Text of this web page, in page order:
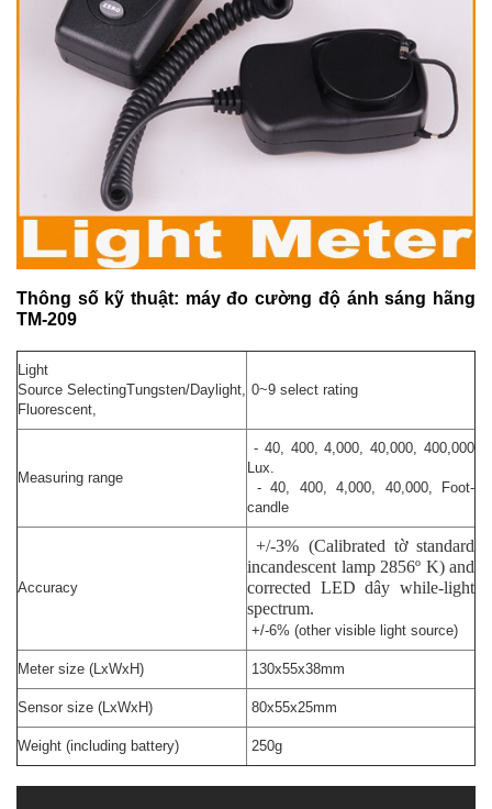
Thông số kỹ thuật: máy đo cường độ ánh sáng hãng
TM-209
Light
Source SelectingTungsten/Daylight,
Fluorescent,
0~9 select rating
Measuring range
- 40, 400, 4,000, 40,000, 400,000
Lux.
- 40, 400, 4,000, 40,000, Foot-
candle
Accuracy
+/-3% (Calibrated tờ standard
incandescent lamp 2856º K) and
corrected LED dây while-light
spectrum.
+/-6% (other visible light source)
Meter size (LxWxH) 130x55x38mm
Sensor size (LxWxH) 80x55x25mm
Weight (including battery) 250g